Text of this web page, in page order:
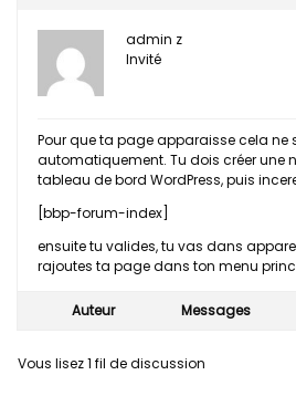
admin z
Invité
Pour que ta page apparaisse cela ne
automatiquement. Tu dois créer une
tableau de bord WordPress, puis
[bbp-forum-index]
ensuite tu valides, tu vas dans
rajoutes ta page dans ton menu
Auteur Messages
Vous lisez 1 fil de discussion